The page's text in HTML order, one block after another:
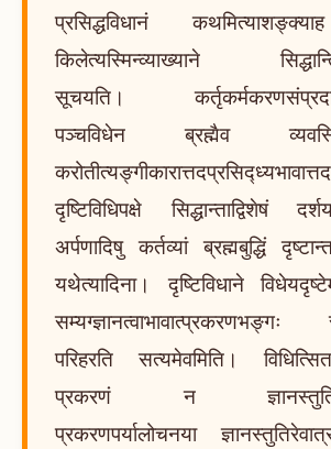
प्रसिद्धविधानं
किलेत्यस्मिन्व्याख्याने
सूचयति।
पञ्चविधेन ब्रह्मैव
दृष्टिविधिपक्षे सिद्धान्ताद्विशेषं
अर्पणादिषु कर्तव्यां ब्रह्मबुद्धिं
यथेत्यादिना। दृष्टिविधाने
सम्यग्ज्ञानत्वाभावात्प्रकरणभङ्गः
परिहरति सत्यमेवमिति।
प्रकरणं न
प्रकरणपर्यालोचनया